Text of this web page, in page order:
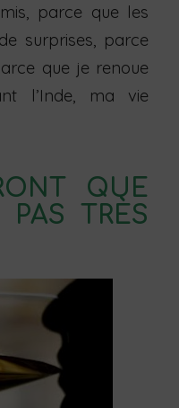
parce que les
surprises, parce
que je renoue
l’Inde, ma vie
QUE
TRÈS